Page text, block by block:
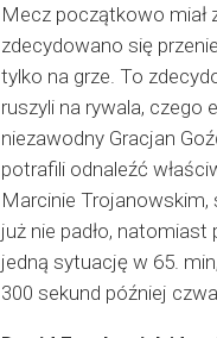
Mecz początkowo miał
zdecydowano się
tylko na grze. To
ruszyli na rywala, czego
niezawodny Gracjan
potrafili odnaleźć
Marcinie Trojanowskim,
już nie padło,
jedną sytuację w 65.
300 sekund później